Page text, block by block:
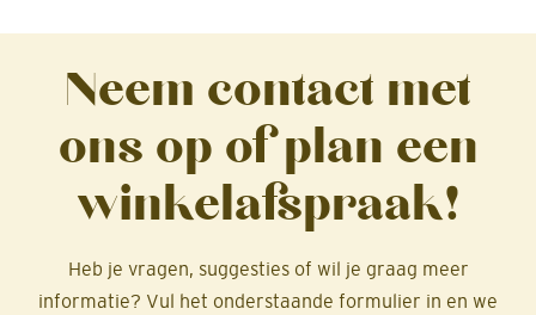
Neem contact met
ons op of plan een
winkelafspraak!
Heb je vragen, suggesties of wil je graag meer
informatie? Vul het onderstaande formulier in en we